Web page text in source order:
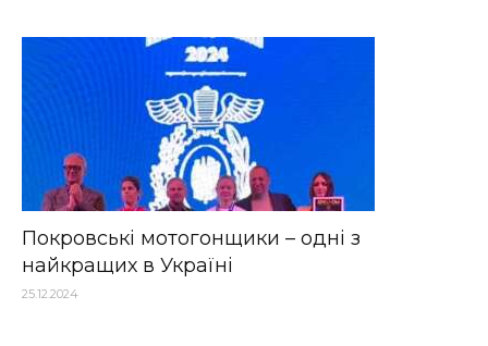
Покровські мотогонщики – одні з
найкращих в Україні
25.12.2024